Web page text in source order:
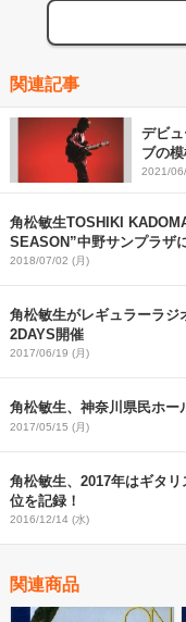
関連記事
デビ
ブの
2021/
角松敏生TOSHIKI
SEASON”中野サンプラザ
2018/07/02 (月)
角松敏生がレギュラーラジ
2DAYS開催
2017/06/19 (月)
角松敏生、神奈川県民ホー
2017/05/15 (月)
角松敏生、2017年はギタ
位を記録！
2016/12/14 (水)
関連商品